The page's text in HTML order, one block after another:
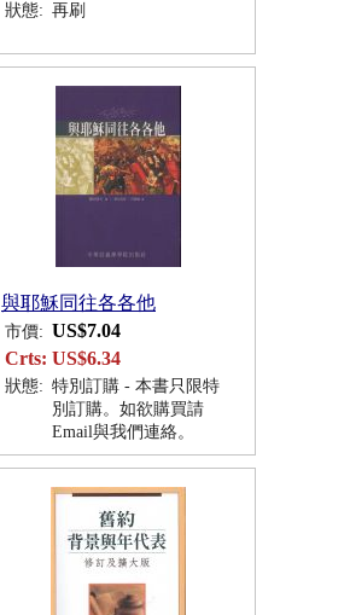
狀態: 再刷
與耶穌同往各各他
市價: US$7.04
Crts: US$6.34
狀態: 特別訂購 - 本書只限特
別訂購。如欲購買請
Email與我們連絡。